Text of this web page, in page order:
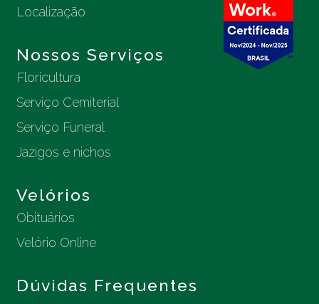
Localização
Nossos Serviços
Floricultura
Serviço Cemiterial
Serviço Funeral
Jazigos e nichos
Velórios
Obituários
Velório Online
Dúvidas Frequentes